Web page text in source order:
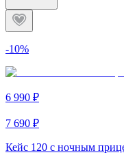
-10%
6 990 ₽
7 690 ₽
Кейс 120 с ночным